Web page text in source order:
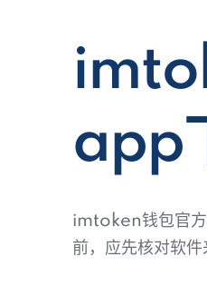
app
imtoken钱包官方
前，应先核对软件